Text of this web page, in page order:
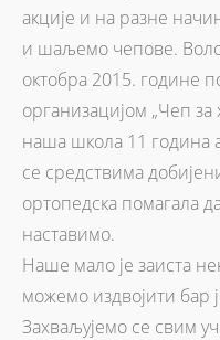
акције и на разне
и шаљемо чепове.
октобра 2015. године
организацијом „Чеп
наша школа 11 година
се средствима
ортопедска помагала
наставимо.
Наше мало је заиста
можемо издвојити бар
Захваљујемо се свим